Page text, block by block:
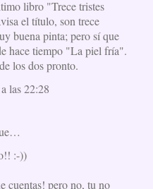
libro "Trece tristes
el título, son trece
buena pinta; pero sí que
hace tiempo "La piel fría".
los dos pronto.
las 22:28
:-))
cuentas! pero no, tu no